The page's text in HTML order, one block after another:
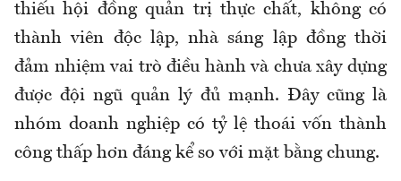
thiếu hội đồng quản trị thực chất, không có
thành viên độc lập, nhà sáng lập đồng thời
đảm nhiệm vai trò điều hành và chưa xây dựng
được đội ngũ quản lý đủ mạnh. Đây cũng là
nhóm doanh nghiệp có tỷ lệ thoái vốn thành
công thấp hơn đáng kể so với mặt bằng chung.